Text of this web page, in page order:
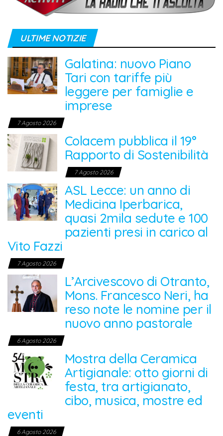
ULTIME NOTIZIE
Galatina: nuovo Piano
Tari con tariffe più
leggere per famiglie e
imprese
7 Agosto 2026
Colacem pubblica il 19°
Rapporto di Sostenibilità
7 Agosto 2026
ASL Lecce: un anno di
Medicina Iperbarica,
quasi 2mila sedute e 100
pazienti presi in carico al
Vito Fazzi
7 Agosto 2026
L’Arcivescovo di Otranto,
Mons. Francesco Neri, ha
reso note le nomine per il
nuovo anno pastorale
6 Agosto 2026
Mostra della Ceramica
Artigianale: otto giorni di
festa, tra artigianato,
cibo, musica, mostre ed
eventi
6 Agosto 2026